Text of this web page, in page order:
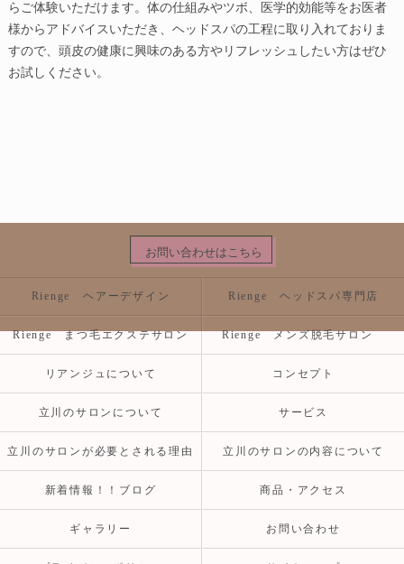
らご体験いただけます。体の仕組みやツボ、医学的効能等をお医者
様からアドバイスいただき、ヘッドスパの工程に取り入れておりま
すので、頭皮の健康に興味のある方やリフレッシュしたい方はぜひ
お試しください。
お問い合わせはこちら
Rienge ヘアーデザイン Rienge ヘッドスパ専門店
Rienge まつ毛エクステサロン Rienge メンズ脱毛サロン
リアンジュについて コンセプト
立川のサロンについて サービス
立川のサロンが必要とされる理由 立川のサロンの内容について
新着情報！！ブログ 商品・アクセス
ギャラリー お問い合わせ